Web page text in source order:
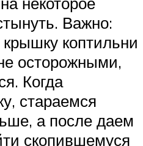
Важно:
крышку коптильни
осторожными,
Когда
стараемся
а после даем
скопившемуся